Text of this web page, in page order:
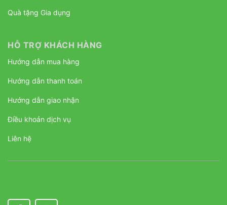
Quà tặng Gia dụng
HỖ TRỢ KHÁCH HÀNG
Hướng dẫn mua hàng
Hướng dẫn thanh toán
Hướng dẫn giao nhận
Điều khoản dịch vụ
Liên hệ